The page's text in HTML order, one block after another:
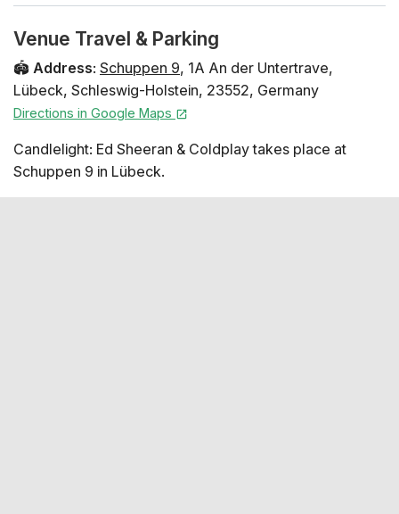
Feelslikeimfallinginlove Ed Sheeran - Shivers Ed
Sheeran - Perfect Coldplay - Viva la Vida Ed Sheeran -
Give Me Love Coldplay - Sky Full of Stars Künstler:innen
„Streichquartett“ Sitzplan
Venue Travel & Parking
🏟️ Address: Schuppen 9, 1A An der Untertrave,
Lübeck, Schleswig-Holstein, 23552, Germany
Directions in Google Maps
Candlelight: Ed Sheeran & Coldplay takes place at
Schuppen 9 in Lübeck.